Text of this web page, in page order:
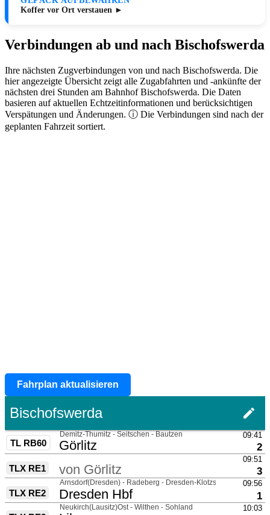
Koffer vor Ort verstauen ►
Verbindungen ab und nach Bischofswerda
Ihre nächsten Zugverbindungen von und nach Bischofswerda. Die
hier angezeigte Übersicht zeigt alle Zugabfahrten und -ankünfte der
nächsten drei Stunden am Bahnhof Bischofswerda. Die Daten
basieren auf aktuellen Echtzeitinformationen und berücksichtigen
Verspätungen und Änderungen. ⓘ Die Verbindungen sind nach der
geplanten Fahrzeit sortiert.
Fahrplan aktualisieren